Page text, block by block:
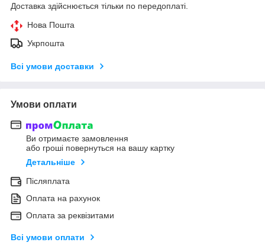
Доставка здійснюється тільки по передоплаті.
Нова Пошта
Укрпошта
Всі умови доставки
Умови оплати
Ви отримаєте замовлення
або гроші повернуться на вашу картку
Детальніше
Післяплата
Оплата на рахунок
Оплата за реквізитами
Всі умови оплати